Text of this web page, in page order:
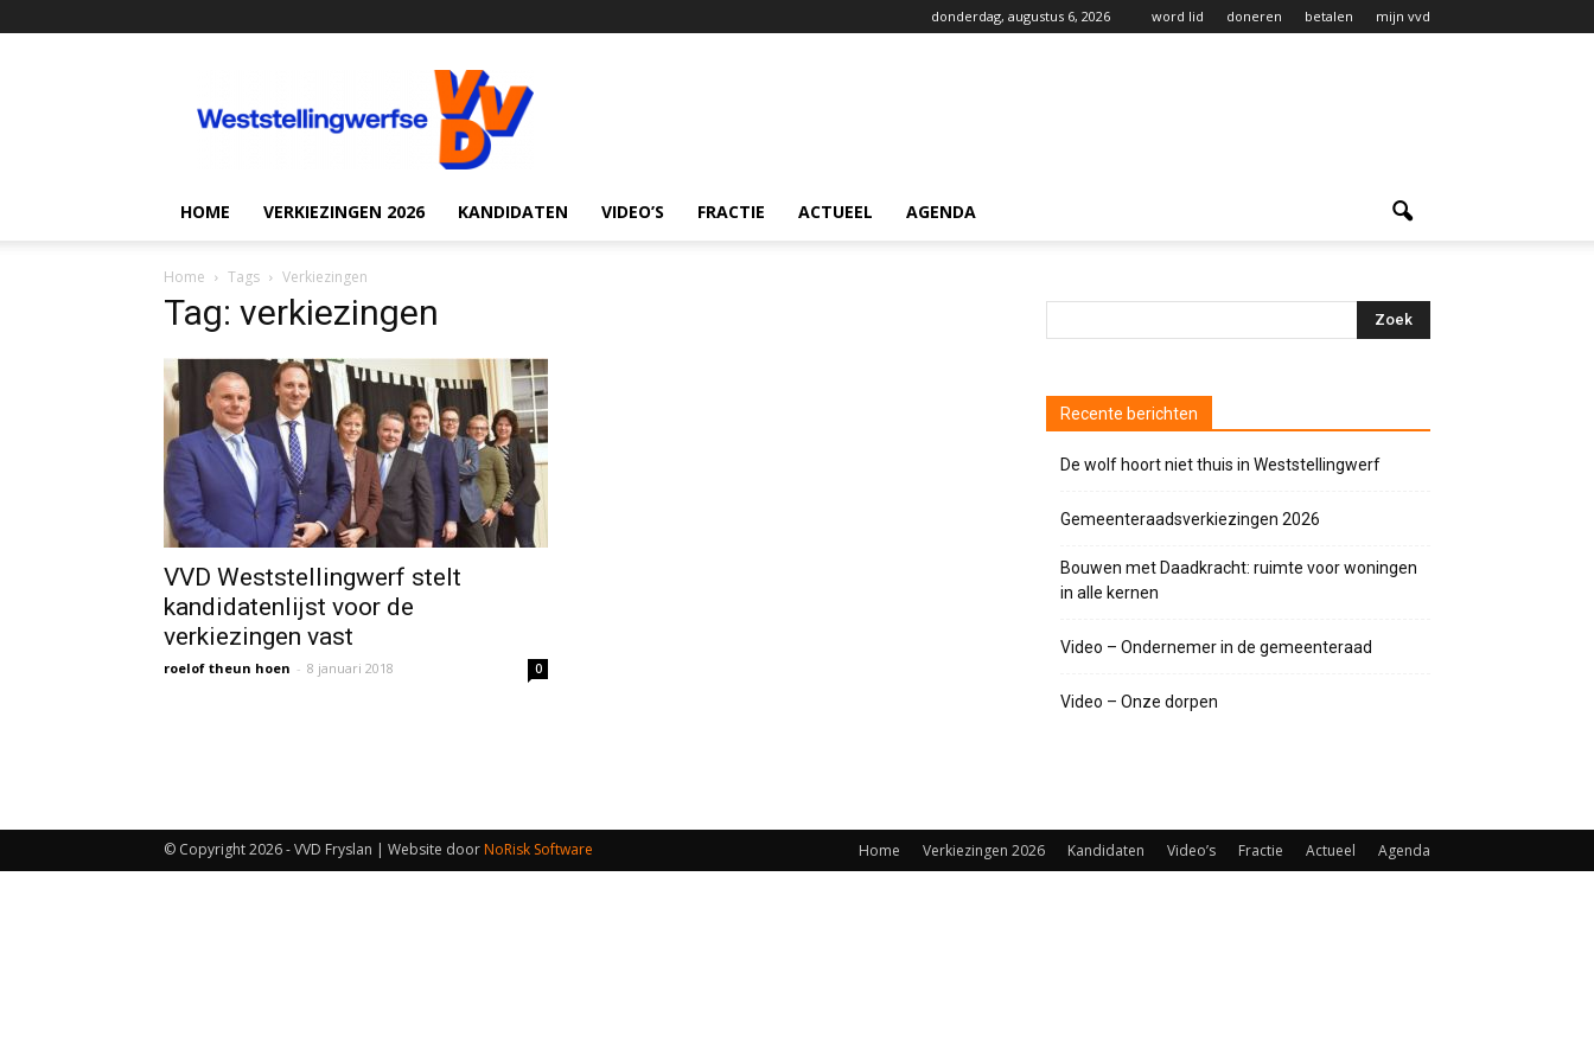
donderdag, augustus 6, 2026 word lid doneren betalen mijn vvd
Weststellingwerf
HOME VERKIEZINGEN 2026 KANDIDATEN VIDEO’S FRACTIE ACTUEEL AGENDA
Home Tags Verkiezingen
Tag: verkiezingen
VVD Weststellingwerf stelt
kandidatenlijst voor de
verkiezingen vast
roelof theun hoen - 8 januari 2018 0
Recente berichten
De wolf hoort niet thuis in Weststellingwerf
Gemeenteraadsverkiezingen 2026
Bouwen met Daadkracht: ruimte voor woningen
in alle kernen
Video – Ondernemer in de gemeenteraad
Video – Onze dorpen
Home Verkiezingen 2026 Kandidaten Video’s Fractie Actueel Agenda
© Copyright2026 - VVD Fryslan | Website door NoRisk Software